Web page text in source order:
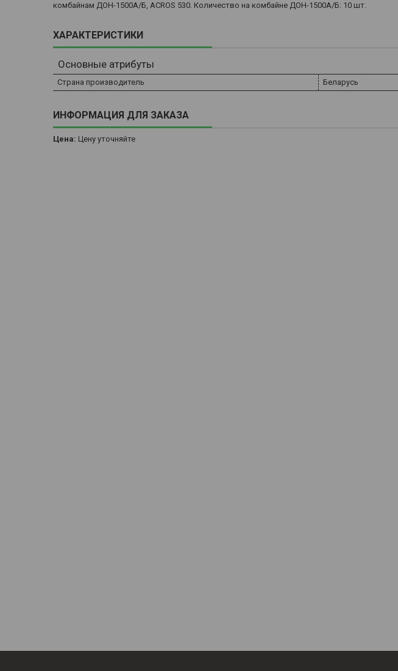
комбайнам ДОН-1500А/Б, ACROS 530. Количество на комбайне ДОН-1500А/Б: 10 шт.
ХАРАКТЕРИСТИКИ
Основные атрибуты
Страна производитель Беларусь
ИНФОРМАЦИЯ ДЛЯ ЗАКАЗА
Цена: Цену уточняйте